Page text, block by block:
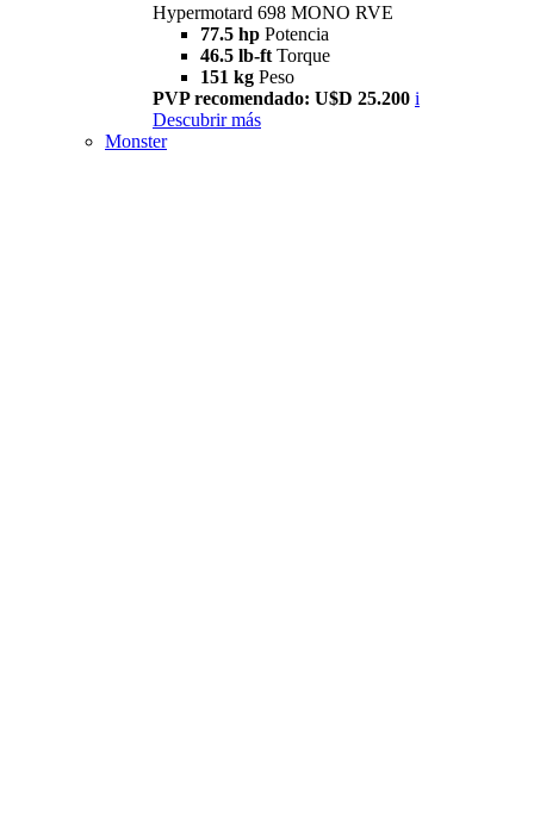
Hypermotard 698 MONO RVE
77.5 hp Potencia
46.5 lb-ft Torque
151 kg Peso
PVP recomendado: U$D 25.200 i
Descubrir más
Monster